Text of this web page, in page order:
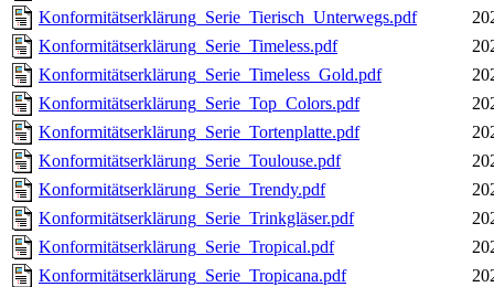
Konformitätserklärung_Serie_Tierisch_Unterwegs.pdf
Konformitätserklärung_Serie_Timeless.pdf
Konformitätserklärung_Serie_Timeless_Gold.pdf
Konformitätserklärung_Serie_Top_Colors.pdf
Konformitätserklärung_Serie_Tortenplatte.pdf
Konformitätserklärung_Serie_Toulouse.pdf
Konformitätserklärung_Serie_Trendy.pdf
Konformitätserklärung_Serie_Trinkgläser.pdf
Konformitätserklärung_Serie_Tropical.pdf
Konformitätserklärung_Serie_Tropicana.pdf